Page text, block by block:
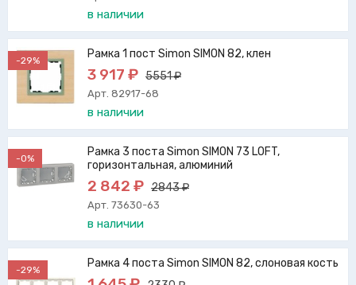
в наличии
-29% Рамка 1 пост Simon SIMON 82, клен
3 917 ₽ 5551 ₽
Арт. 82917-68
в наличии
-0%
Рамка 3 поста Simon SIMON 73 LOFT,
горизонтальная, алюминий
2 842 ₽ 2843 ₽
Арт. 73630-63
в наличии
-29% Рамка 4 поста Simon SIMON 82, слоновая кость